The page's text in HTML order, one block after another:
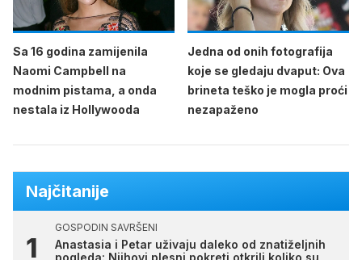
Sa 16 godina zamijenila
Naomi Campbell na
modnim pistama, a onda
nestala iz Hollywooda
Jedna od onih fotografija
koje se gledaju dvaput: Ova
brineta teško je mogla proći
nezapaženo
Najčitanije
GOSPODIN SAVRŠENI
Anastasia i Petar uživaju daleko od znatiželjnih
pogleda: Njihovi plesni pokreti otkrili koliko su